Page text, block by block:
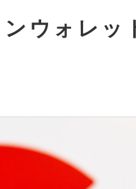
ウォレッ